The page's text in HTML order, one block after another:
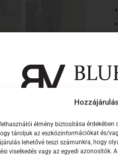
élmény biztosítása
tároljuk az eszközinformációkat és/
lehetővé teszi számunkra, hogy
viselkedés vagy az egyedi azonosítók.
értesülj új